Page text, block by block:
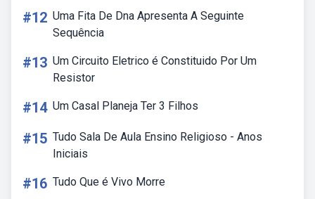
#12 Uma Fita De Dna Apresenta A Seguinte
Sequência
#13 Um Circuito Eletrico é Constituido Por Um
Resistor
#14 Um Casal Planeja Ter 3 Filhos
#15 Tudo Sala De Aula Ensino Religioso - Anos
Iniciais
#16 Tudo Que é Vivo Morre